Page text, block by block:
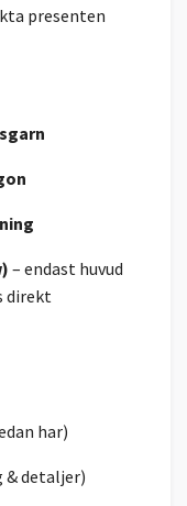
presenten
– endast huvud
direkt
har)
detaljer)